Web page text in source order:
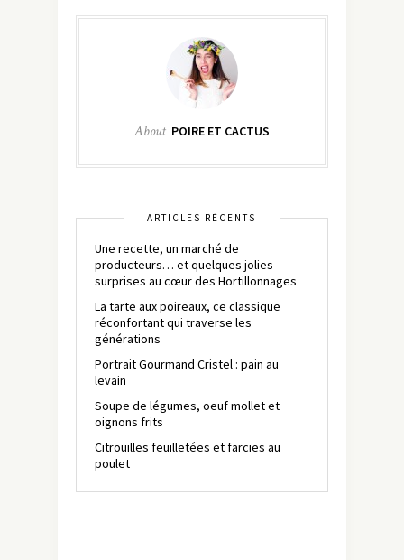
About POIRE ET CACTUS
ARTICLES RÉCENTS
Une recette, un marché de
producteurs… et quelques jolies
surprises au cœur des Hortillonnages
La tarte aux poireaux, ce classique
réconfortant qui traverse les
générations
Portrait Gourmand Cristel : pain au
levain
Soupe de légumes, oeuf mollet et
oignons frits
Citrouilles feuilletées et farcies au
poulet